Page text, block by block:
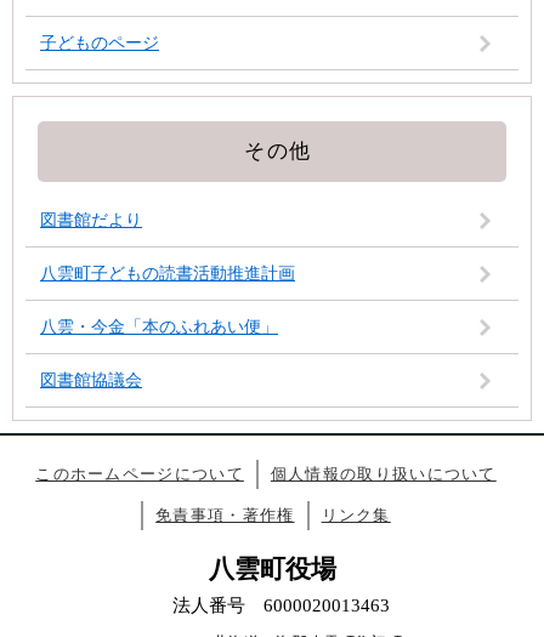
子どものページ
その他
図書館だより
八雲町子どもの読書活動推進計画
八雲・今金「本のふれあい便」
図書館協議会
このホームページについて 個人情報の取り扱いについて
免責事項・著作権 リンク集
八雲町役場
法人番号 6000020013463